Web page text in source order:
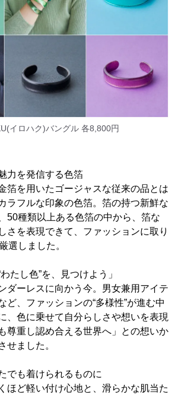
イロハク)バングル 各8,800円
力を発信する色箔
箔を用いたゴージャスな従来の品とは
ラフルな印象の色箔。箔の持つ新鮮な
50種類以上ある色箔の中から、箔な
さを表現できて、ファッションに取り
選しました。
たし色”を、見つけよう」
ダーレスに向かう今。男女兼用アイテ
ど、ファッションの“多様性”が進む中
、色に乗せて自分らしさや想いを表現
尊重し認め合える世界へ」との想いか
せました。
でも着けられるものに
ほど軽い付け心地と、滑らかな肌当た